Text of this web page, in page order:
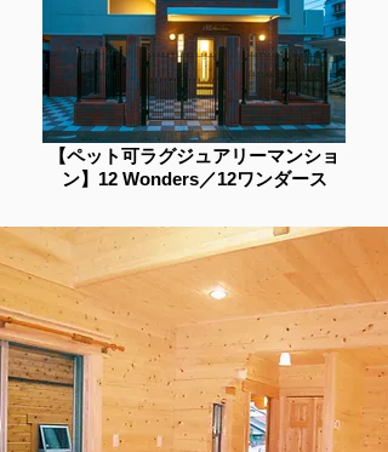
【ペット可ラグジュアリーマンショ
ン】12 Wonders／12ワンダース